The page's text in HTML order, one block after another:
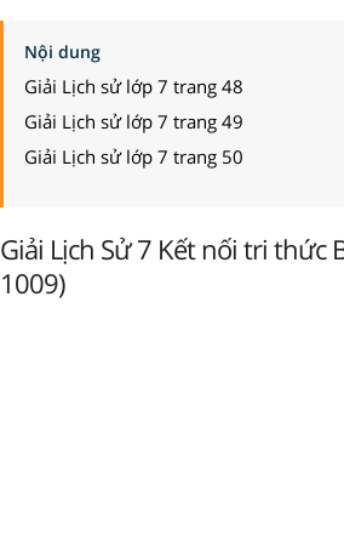
Nội dung
Giải Lịch sử lớp 7 trang 48
Giải Lịch sử lớp 7 trang 49
Giải Lịch sử lớp 7 trang 50
Giải Lịch Sử 7 Kết nối tri thức
1009)